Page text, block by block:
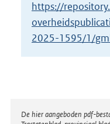
https://
2025-1595/1/
Disclaimer
De hier aangeboden pdf-